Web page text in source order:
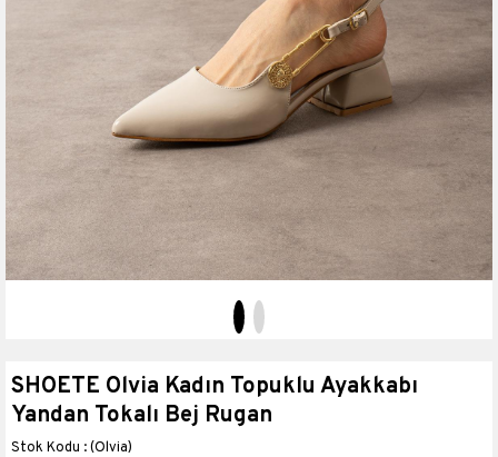
SHOETE Olvia Kadın Topuklu Ayakkabı
Yandan Tokalı Bej Rugan
(Olvia)